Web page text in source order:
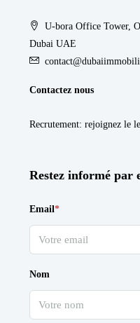
U-bora Office Tower,
Dubai UAE
Contactez nous
Recrutement: rejoignez le
Restez informé par
Email*
Nom